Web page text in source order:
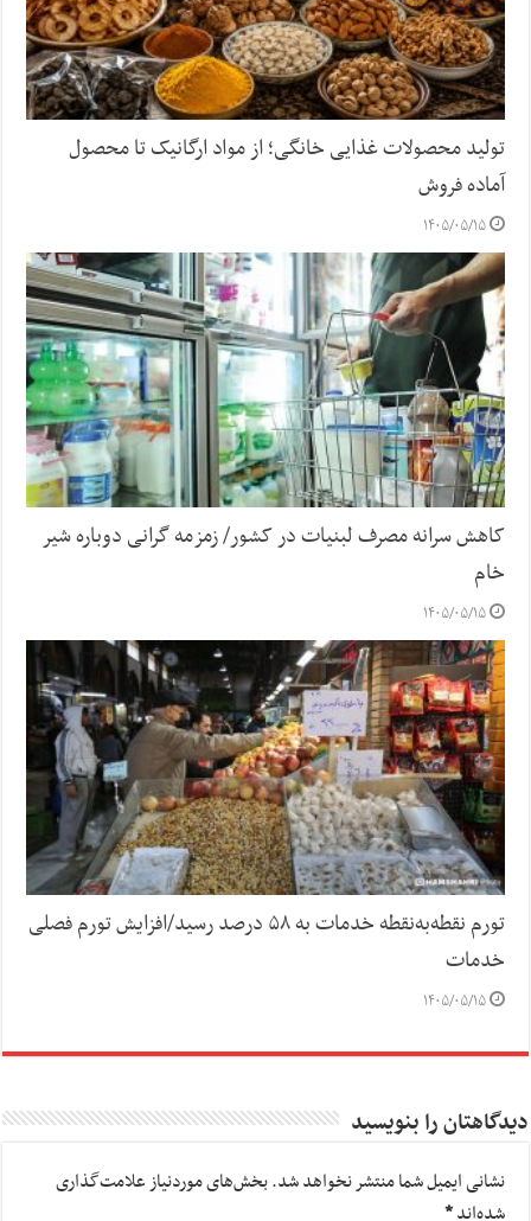
تولید محصولات غذایی خانگی؛ از مواد ارگانیک تا محصول
آماده فروش
۱۴۰۵/۰۵/۱۵
کاهش سرانه مصرف لبنیات در کشور/ زمزمه گرانی دوباره شیر
خام
۱۴۰۵/۰۵/۱۵
تورم نقطه‌به‌نقطه خدمات به ۵۸ درصد رسید/افزایش تورم فصلی
خدمات
۱۴۰۵/۰۵/۱۵
دیدگاهتان را بنویسید
نشانی ایمیل شما منتشر نخواهد شد.بخش‌های موردنیاز علامت‌گذاری
شده‌اند*